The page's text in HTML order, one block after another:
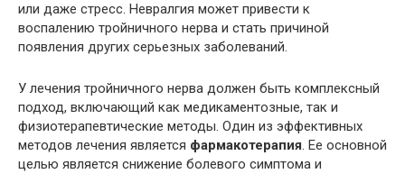
или даже стресс. Невралгия может привести к
воспалению тройничного нерва и стать причиной
появления других серьезных заболеваний.
У лечения тройничного нерва должен быть комплексный
подход, включающий как медикаментозные, так и
физиотерапевтические методы. Один из эффективных
методов лечения является фармакотерапия. Ее основной
целью является снижение болевого симптома и